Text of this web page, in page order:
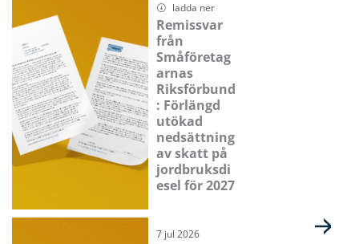
ladda ner
Remissvar
från
Småföretag
arnas
Riksförbund
: Förlängd
utökad
nedsättning
av skatt på
jordbruksdi
esel för 2027
7 jul 2026